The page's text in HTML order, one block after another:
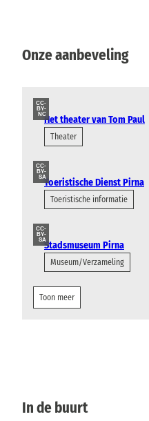
Onze aanbeveling
CC-
BY-
NCHet theater van Tom Paul
Theater
CC-
BY-
SAToeristische Dienst Pirna
Toeristische informatie
CC-
BY-
SAStadsmuseum Pirna
Museum/Verzameling
Toon meer
In de buurt